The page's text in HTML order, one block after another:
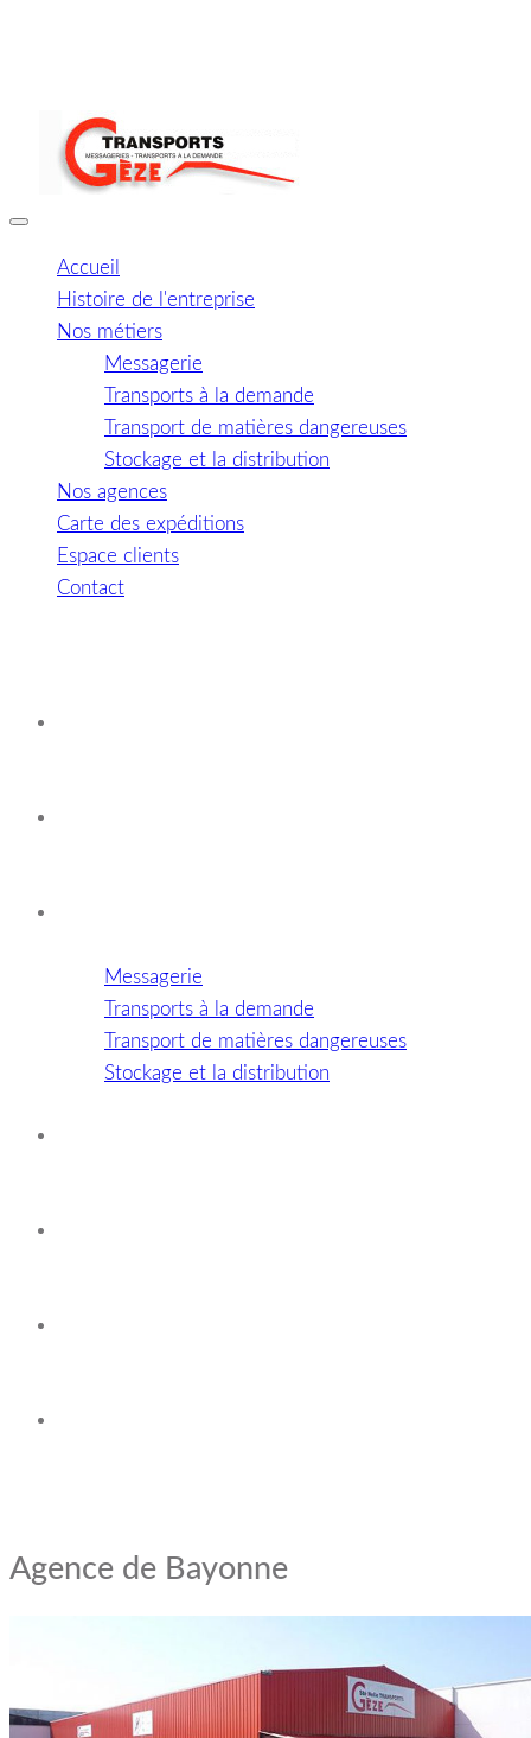
Accueil
Histoire de l'entreprise
Nos métiers
Messagerie
Transports à la demande
Transport de matières dangereuses
Stockage et la distribution
Nos agences
Carte des expéditions
Espace clients
Contact
Messagerie
Transports à la demande
Transport de matières dangereuses
Stockage et la distribution
Agence de Bayonne